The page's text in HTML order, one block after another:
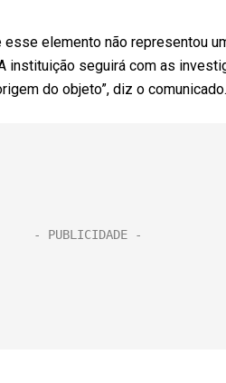
elemento não representou
instituição seguirá com as
do objeto”, diz o comunicado.